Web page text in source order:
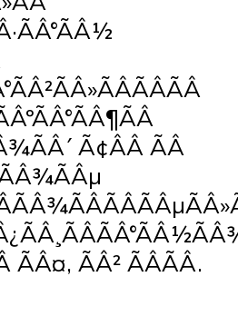
Ã¢ÂÂ ÃÂ
ÃÂ¤, ÃÂ² ÃÂÃÂ.